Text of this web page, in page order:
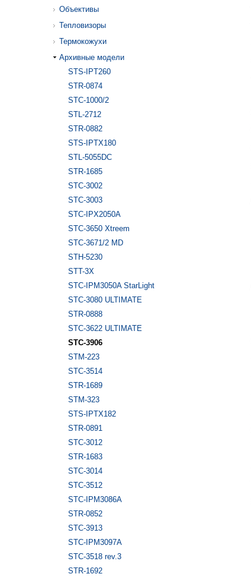
Объективы
Тепловизоры
Термокожухи
Архивные модели
STS-IPT260
STR-0874
STC-1000/2
STL-2712
STR-0882
STS-IPTX180
STL-5055DC
STR-1685
STC-3002
STC-3003
STC-IPX2050A
STC-3650 Xtreem
STC-3671/2 MD
STH-5230
STT-3X
STC-IPM3050A StarLight
STC-3080 ULTIMATE
STR-0888
STC-3622 ULTIMATE
STC-3906
STM-223
STC-3514
STR-1689
STM-323
STS-IPTX182
STR-0891
STC-3012
STR-1683
STC-3014
STC-3512
STC-IPM3086A
STR-0852
STC-3913
STC-IPM3097A
STC-3518 rev.3
STR-1692